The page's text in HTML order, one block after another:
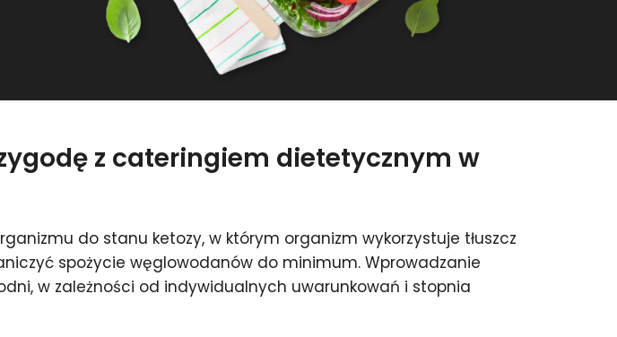
z cateringiem dietetycznym w
do stanu ketozy, w którym organizm wykorzystuje tłuszcz
spożycie węglowodanów do minimum. Wprowadzanie
w zależności od indywidualnych uwarunkowań i stopnia